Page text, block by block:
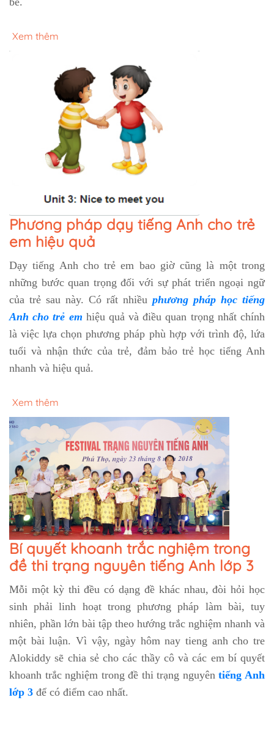
Xem thêm
Phương pháp dạy tiếng Anh cho trẻ
em hiệu quả
Dạy tiếng Anh cho trẻ em bao giờ cũng là một trong
những bước quan trọng đối với sự phát triển ngoại ngữ
của trẻ sau này. Có rất nhiều phương pháp học tiếng
Anh cho trẻ em hiệu quả và điều quan trọng nhất chính
là việc lựa chọn phương pháp phù hợp với trình độ, lứa
tuổi và nhận thức của trẻ, đảm bảo trẻ học tiếng Anh
nhanh và hiệu quả.
Xem thêm
Bí quyết khoanh trắc nghiệm trong
đề thi trạng nguyên tiếng Anh lớp 3
Mỗi một kỳ thi đều có dạng đề khác nhau, đòi hỏi học
sinh phải linh hoạt trong phương pháp làm bài, tuy
nhiên, phần lớn bài tập theo hướng trắc nghiệm nhanh và
một bài luận. Vì vậy, ngày hôm nay tieng anh cho tre
Alokiddy sẽ chia sẻ cho các thầy cô và các em bí quyết
khoanh trắc nghiệm trong đề thi trạng nguyêntiếng Anh
lớp 3 để có điểm cao nhất.